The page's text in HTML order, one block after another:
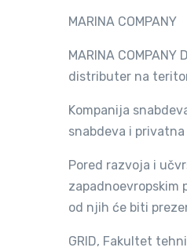
MARINA
distributer na
Kompanija
snabdeva i
Pored razvoja i
zapadnoevropskim
od njih će biti
GRID,